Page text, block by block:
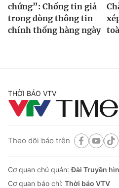
chứng”: Chống tin giả
trong dòng thông tin
chính thống hàng ngày
THỜI BÁO VTV
Theo dõi báo trên
Cơ quan chủ quản:Đài Truyền
Cơ quan báo chí: Thời báo VTV